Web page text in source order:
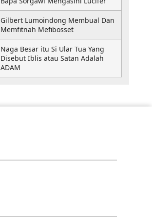
Gilbert Lumoindong Membual Dan
Memfitnah Mefibosset
Naga Besar itu Si Ular Tua Yang
Disebut Iblis atau Satan Adalah
ADAM